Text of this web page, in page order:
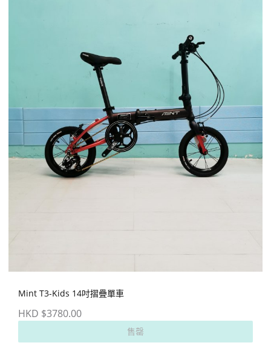
Mint T3-Kids 14吋摺疊單車
HKD $3780.00
售罄